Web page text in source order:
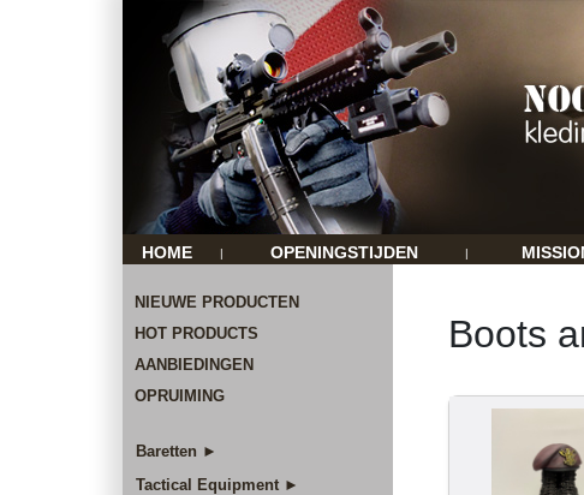
HOME | OPENINGSTIJDEN |
NIEUWE PRODUCTEN
HOT PRODUCTS
AANBIEDINGEN
OPRUIMING
Baretten ►
Tactical Equipment ►
Boots